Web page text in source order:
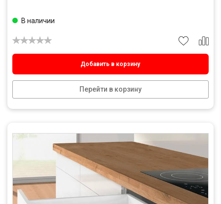
Добавить в корзину
Перейти в корзину
В наличии